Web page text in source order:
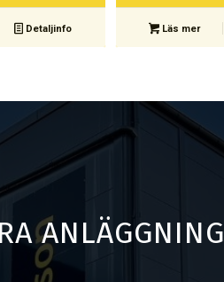
Detaljinfo Läs mer